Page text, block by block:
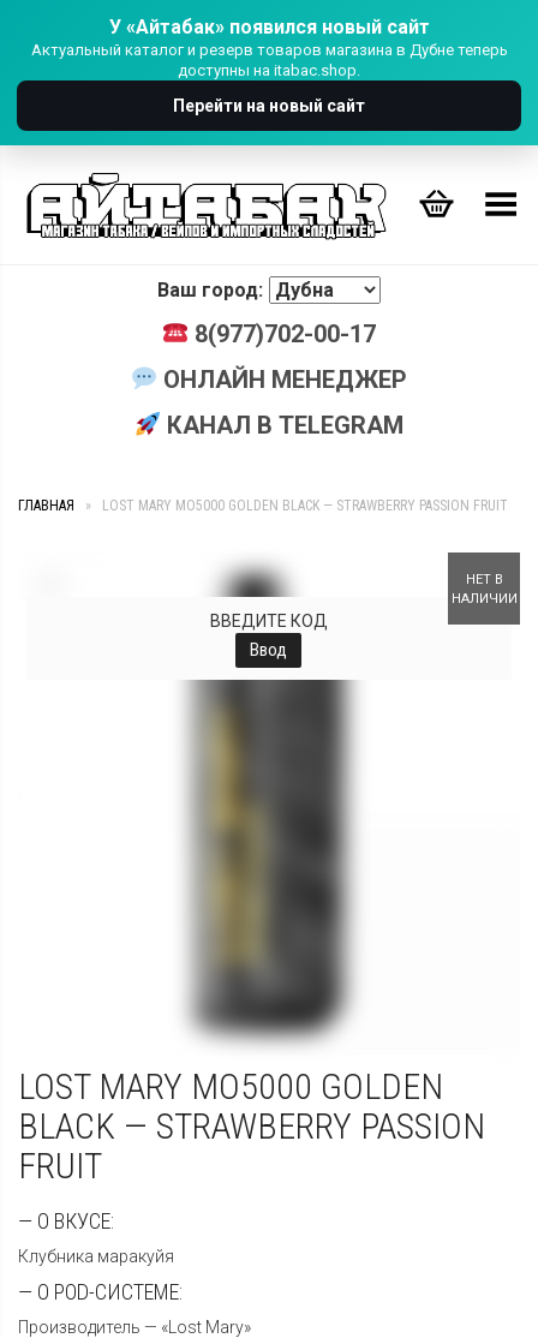
У «Айтабак» появился новый сайт
Актуальный каталог и резерв товаров магазина в Дубне теперь
доступны на itabac.shop.
Перейти на новый сайт
Переключить Меню
Ваш город:
8(977)702-00-17
ОНЛАЙН МЕНЕДЖЕР
КАНАЛ В TELEGRAM
ГЛАВНАЯ » LOST MARY MO5000 GOLDEN BLACK — STRAWBERRY PASSION FRUIT
НЕТ В
НАЛИЧИИ
ВВЕДИТЕ КОД
Ввод
LOST MARY MO5000 GOLDEN
BLACK — STRAWBERRY PASSION
FRUIT
— О ВКУСЕ:
Клубника маракуйя
— О POD-СИСТЕМЕ:
Производитель — «Lost Mary»